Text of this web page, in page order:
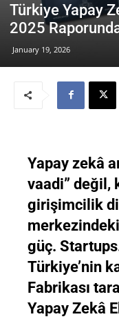
Türkiye Yapay
2025
January 19, 2026
Yapay zekâ
vaadi” değil,
girişimcilik
güç.
Türkiye’nin
Fabrikası
Yapay Zekâ